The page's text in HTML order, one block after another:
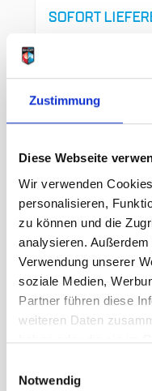
Zustimmung
Diese Webseite
Wir verwenden
personalisieren,
zu können und die
analysieren.
Verwendung unserer
soziale Medien,
Partner führen diese
weiteren Daten
haben oder die sie im
Notwendig
SOFORT
Größe
S